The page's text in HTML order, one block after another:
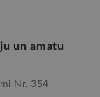
un amatu
Nr. 354